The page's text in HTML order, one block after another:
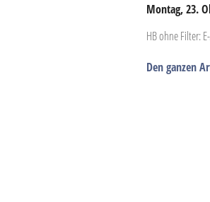
Montag, 23.
HB ohne Filter:
Den ganzen